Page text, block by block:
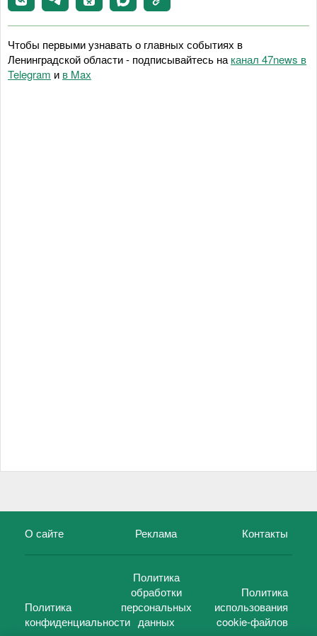
Чтобы первыми узнавать о главных событиях в
Ленинградской области - подписывайтесь на канал 47news в
Telegram и в Maх
О сайте Реклама Контакты
Политика
конфиденциальности
Политика
обработки
персональных
данных
Политика
использования
cookie-файлов